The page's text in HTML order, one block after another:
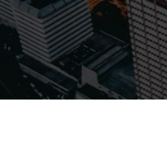
Home Notícias Críticas